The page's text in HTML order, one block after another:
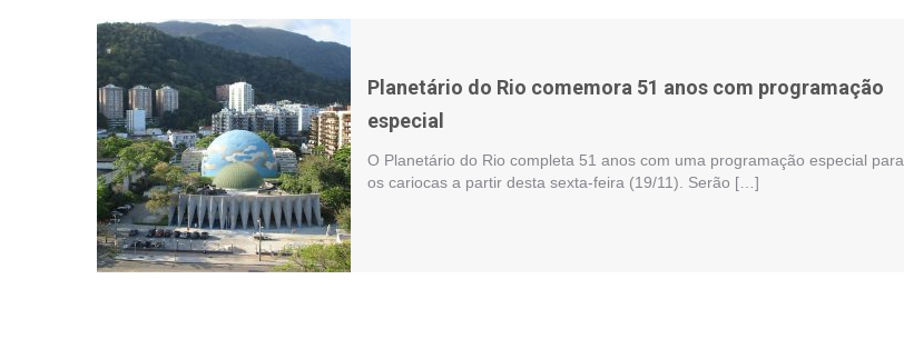
Planetário do Rio comemora 51 anos com programação
especial
O Planetário do Rio completa 51 anos com uma programação especial para
os cariocas a partir desta sexta-feira (19/11). Serão […]